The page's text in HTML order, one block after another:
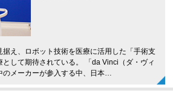
え、ロボット技術を医療に活用した「手術支
して期待されている。 「da Vinci（ダ・ヴィ
のメーカーが参入する中、日本…